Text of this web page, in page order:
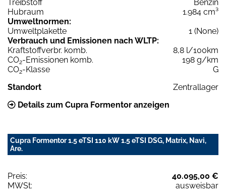
Treibstoff
Benzin
Hubraum
1.984 cm³
Umweltnormen:
Umweltplakette
1 (None)
Verbrauch und Emissionen nach WLTP:
Kraftstoffverbr. komb.
8,8 l/100km
CO2-Emissionen komb.
198 g/km
CO2-Klasse
G
Standort
Zentrallager
Details zum Cupra Formentor anzeigen
Cupra Formentor 1.5 eTSI 110 kW 1.5 eTSI DSG, Matrix, Navi,
Are.
Preis:
40.095,00 €
MWSt:
ausweisbar